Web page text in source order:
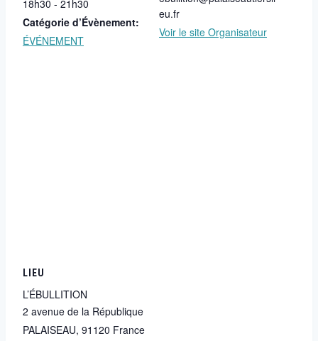
18h30 - 21h30
Catégorie d’Évènement:
ÉVÉNEMENT
eu.fr
Voir le site Organisateur
LIEU
L’ÉBULLITION
2 avenue de la République
PALAISEAU, 91120 France